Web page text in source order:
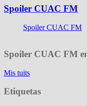
Spoiler CUAC FM
Spoiler CUAC FM
Spoiler CUAC FM
Mis tuits
Etiquetas